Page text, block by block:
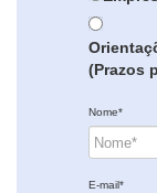
(Prazos
Nome*
E-mail*